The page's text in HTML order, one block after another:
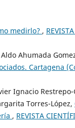
medirlo? ,
Ahumada
Cartagena
Ignacio
Torres-López,
, REVISTA